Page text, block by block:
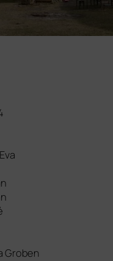
Groben